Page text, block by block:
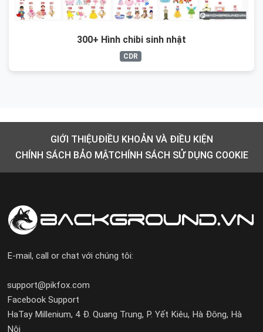
300+ Hình chibi sinh nhật
CDR
GIỚI THIỆUĐIỀU KHOẢN VÀ ĐIỀU KIỆN
CHÍNH SÁCH BẢO MẬTCHÍNH SÁCH SỬ DỤNG COOKIE
E-mail, call or chat với chúng tôi:
support@pikfox.com
Facebook Support
HaTay Millenium, 4 Đ. Quang Trung, P. Yết Kiêu, Hà Đông, Hà
Nội